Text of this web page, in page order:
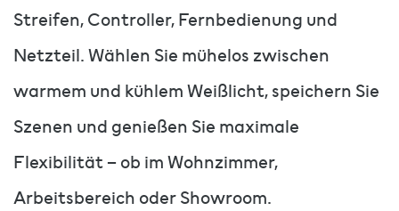
Streifen, Controller, Fernbedienung und
Netzteil. Wählen Sie mühelos zwischen
warmem und kühlem Weißlicht, speichern Sie
Szenen und genießen Sie maximale
Flexibilität – ob im Wohnzimmer,
Arbeitsbereich oder Showroom.